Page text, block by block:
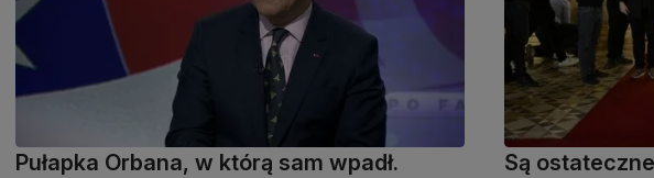
Pułapka Orbana, w którą sam wpadł.
Są